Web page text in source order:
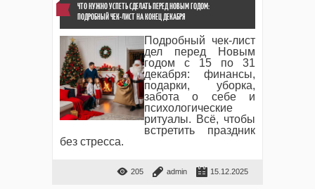
ЧТО НУЖНО УСПЕТЬ СДЕЛАТЬ ПЕРЕД НОВЫМ ГОДОМ:
ПОДРОБНЫЙ ЧЕК-ЛИСТ НА КОНЕЦ ДЕКАБРЯ
Подробный чек-лист
дел перед Новым
годом с 15 по 31
декабря: финансы,
подарки, уборка,
забота о себе и
психологические
ритуалы. Всё, чтобы
встретить праздник
без стресса.
205 admin 15.12.2025